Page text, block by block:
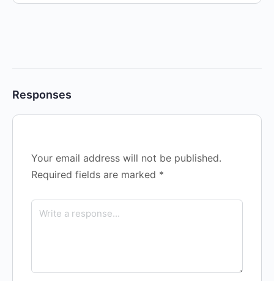
Responses
Your email address will not be published.
Required fields are marked *